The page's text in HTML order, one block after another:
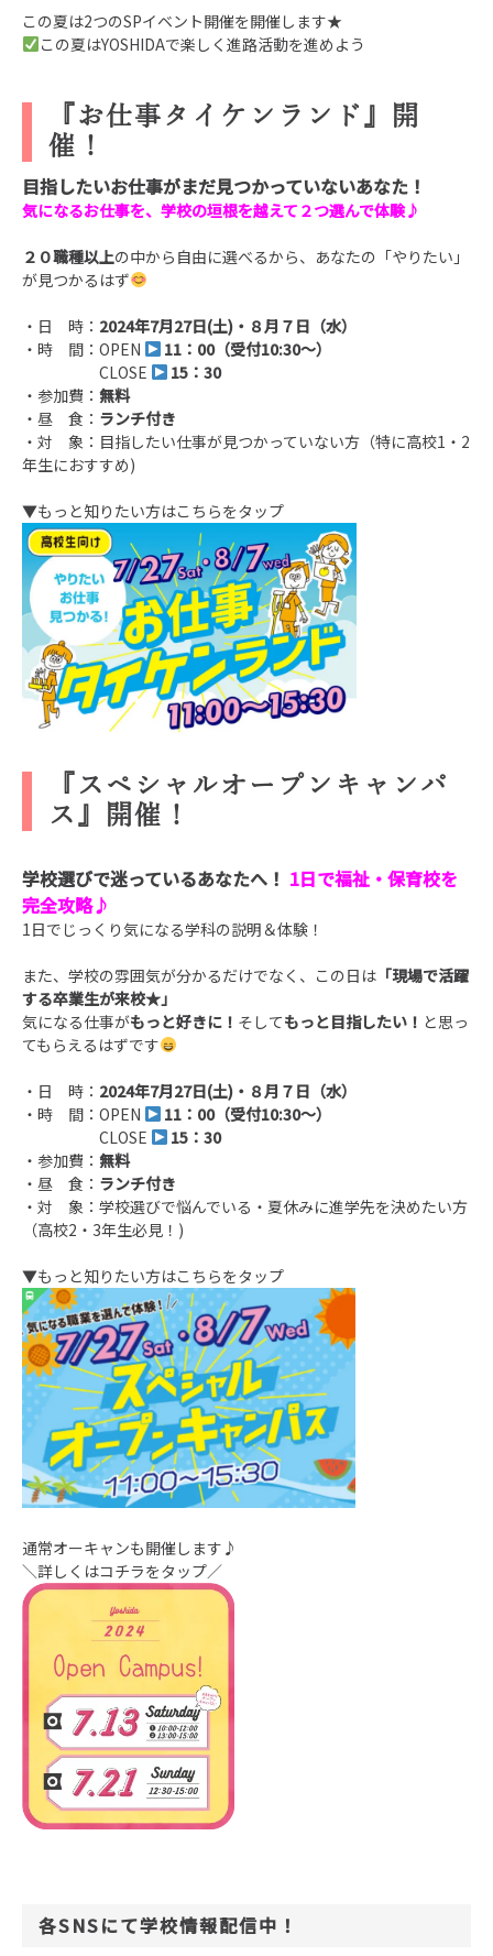
この夏は2つのSPイベント開催を開催します★
この夏はYOSHIDAで楽しく進路活動を進めよう
『お仕事タイケンランド』開
催！
目指したいお仕事がまだ見つかっていないあなた ！
気になるお仕事を、学校の垣根を越えて２つ選んで体験♪
２０職種以上の中から自由に選べるから、あなたの「やりたい」
が見つかるはず
・日 時： 2024年7月27日(土)・８月７日（水）
・時 間：OPEN
11：00（受付10:30～）
CLOSE
15：30
・参加費： 無料
・昼 食： ランチ付き
・対 象：目指したい仕事が見つかっていない方（特に高校1・2
年生におすすめ)
▼もっと知りたい方はこちらをタップ
『スペシャルオープンキャンパ
ス』開催！
学校選びで迷っているあなたへ ！ 1日で福祉・保育校を
完全攻略♪
1日でじっくり気になる学科の説明＆体験！
また、学校の雰囲気が分かるだけでなく、この日は 「現場で活躍
する卒業生が来校★」
気になる仕事がもっと好きに！ そしてもっと目指したい！ と思っ
てもらえるはずです
・日 時： 2024年7月27日(土)・８月７日（水）
・時 間：OPEN
11：00（受付10:30～）
CLOSE
15：30
・参加費： 無料
・昼 食： ランチ付き
・対 象：学校選びで悩んでいる・夏休みに進学先を決めたい方
（高校2・3年生必見！ )
▼もっと知りたい方はこちらをタップ
通常オーキャンも開催します♪
＼詳しくはコチラをタップ／
各SNSにて学校情報配信中！